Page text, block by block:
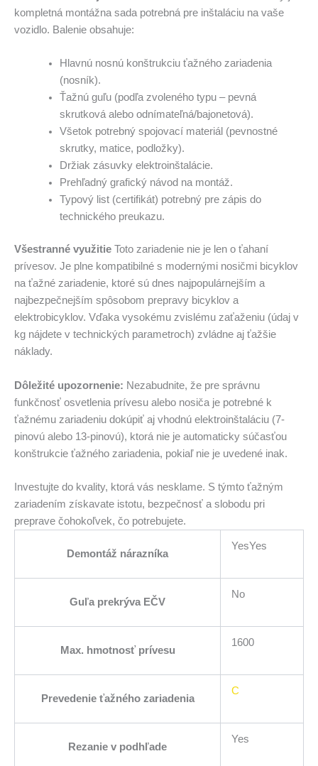
kompletná montážna sada potrebná pre inštaláciu na vaše
vozidlo. Balenie obsahuje:
Hlavnú nosnú konštrukciu ťažného zariadenia
(nosník).
Ťažnú guľu (podľa zvoleného typu – pevná
skrutková alebo odnímateľná/bajonetová).
Všetok potrebný spojovací materiál (pevnostné
skrutky, matice, podložky).
Držiak zásuvky elektroinštalácie.
Prehľadný grafický návod na montáž.
Typový list (certifikát) potrebný pre zápis do
technického preukazu.
Všestranné využitie Toto zariadenie nie je len o ťahaní
prívesov. Je plne kompatibilné s modernými nosičmi bicyklov
na ťažné zariadenie, ktoré sú dnes najpopulárnejším a
najbezpečnejším spôsobom prepravy bicyklov a
elektrobicyklov. Vďaka vysokému zvislému zaťaženiu (údaj v
kg nájdete v technických parametroch) zvládne aj ťažšie
náklady.
Dôležité upozornenie: Nezabudnite, že pre správnu
funkčnosť osvetlenia prívesu alebo nosiča je potrebné k
ťažnému zariadeniu dokúpiť aj vhodnú elektroinštaláciu (7-
pinovú alebo 13-pinovú), ktorá nie je automaticky súčasťou
konštrukcie ťažného zariadenia, pokiaľ nie je uvedené inak.
Investujte do kvality, ktorá vás nesklame. S týmto ťažným
zariadením získavate istotu, bezpečnosť a slobodu pri
preprave čohokoľvek, čo potrebujete.
Demontáž nárazníka
YesYes
Guľa prekrýva EČV
No
Max. hmotnosť prívesu
1600
Prevedenie ťažného zariadenia
C
Rezanie v podhľade
Yes